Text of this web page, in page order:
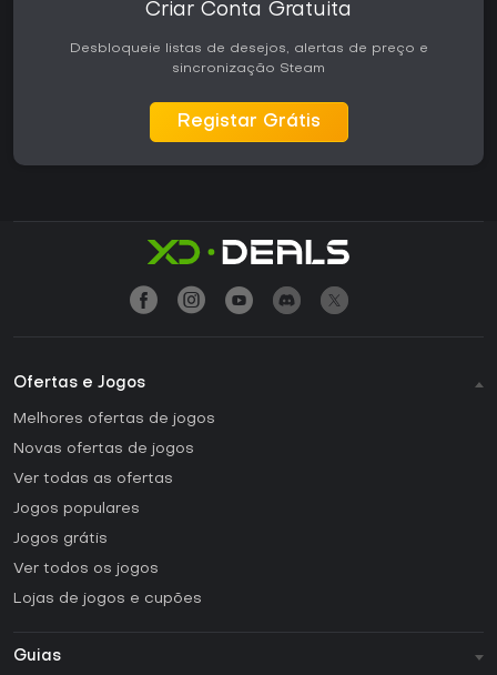
Criar Conta Gratuita
Desbloqueie listas de desejos, alertas de preço e
sincronização Steam
Registar Grátis
Ofertas e Jogos
Melhores ofertas de jogos
Novas ofertas de jogos
Ver todas as ofertas
Jogos populares
Jogos grátis
Ver todos os jogos
Lojas de jogos e cupões
Guias